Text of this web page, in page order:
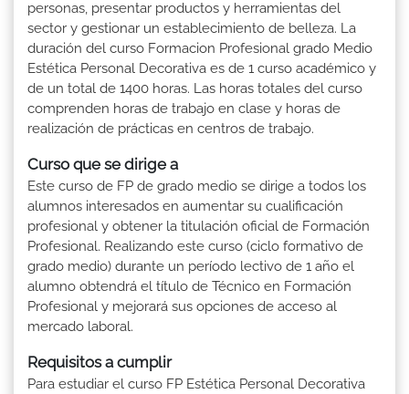
personas, presentar productos y herramientas del
sector y gestionar un establecimiento de belleza. La
duración del curso Formacion Profesional grado Medio
Estética Personal Decorativa es de 1 curso académico y
de un total de 1400 horas. Las horas totales del curso
comprenden horas de trabajo en clase y horas de
realización de prácticas en centros de trabajo.
Curso que se dirige a
Este curso de FP de grado medio se dirige a todos los
alumnos interesados en aumentar su cualificación
profesional y obtener la titulación oficial de Formación
Profesional. Realizando este curso (ciclo formativo de
grado medio) durante un período lectivo de 1 año el
alumno obtendrá el título de Técnico en Formación
Profesional y mejorará sus opciones de acceso al
mercado laboral.
Requisitos a cumplir
Para estudiar el curso FP Estética Personal Decorativa